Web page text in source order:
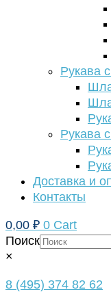
Рукава
Рукава
Доставка и
Контакты
0,00 ₽ 0 Cart
Поиск
×
8 (495) 374 82 62